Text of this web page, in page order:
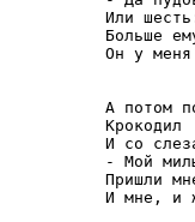
Или
Больше
Он у меня
А потом
Крокодил
И со
- Мой
Пришли
И мне, и